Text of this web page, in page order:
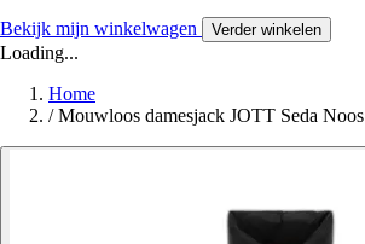
Bekijk mijn winkelwagen Verder winkelen
Loading...
Home
/ Mouwloos damesjack JOTT Seda Noos